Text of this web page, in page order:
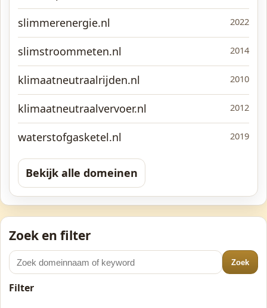
slimmerenergie.nl 2022
slimstroommeten.nl 2014
klimaatneutraalrijden.nl 2010
klimaatneutraalvervoer.nl 2012
waterstofgasketel.nl 2019
Bekijk alle domeinen
Zoek en filter
Zoek
Filter